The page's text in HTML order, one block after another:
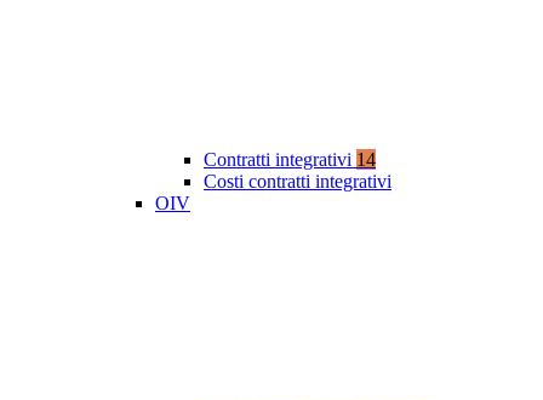
Contratti integrativi 14
Costi contratti integrativi
OIV